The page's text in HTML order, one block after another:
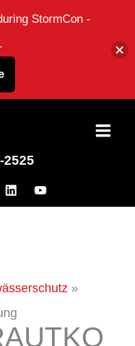
2525
StormCon -